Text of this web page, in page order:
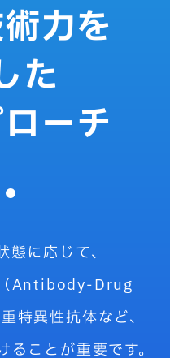
力を
た
ーチ
に応じて、
Antibody-Drug
異性抗体など、
ことが重要です。